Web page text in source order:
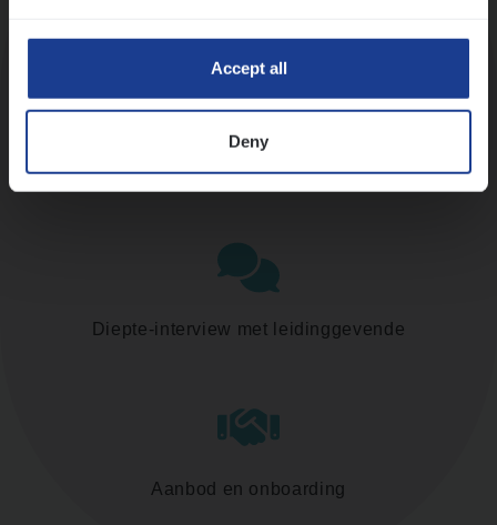
Accept all
Deny
Assessment
Diepte-interview met leidinggevende
Aanbod en onboarding